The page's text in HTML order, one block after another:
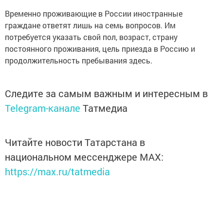
Временно проживающие в России иностранные
граждане ответят лишь на семь вопросов. Им
потребуется указать свой пол, возраст, страну
постоянного проживания, цель приезда в Россию и
продолжительность пребывания здесь.
Следите за самым важным и интересным в
Telegram-канале Татмедиа
Читайте новости Татарстана в
национальном мессенджере MАХ:
https://max.ru/tatmedia